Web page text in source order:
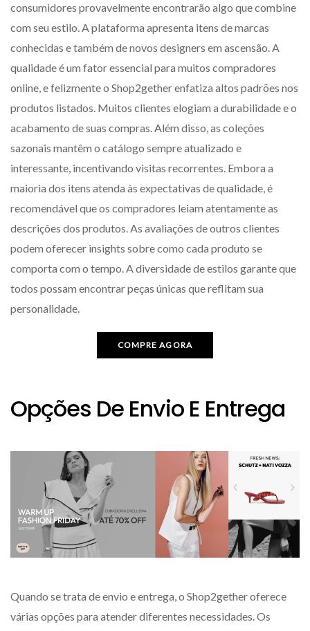
consumidores provavelmente encontrarão algo que combine
com seu estilo. A plataforma apresenta itens de marcas
conhecidas e também de novos designers em ascensão. A
qualidade é um fator essencial para muitos compradores
online, e felizmente o Shop2gether enfatiza altos padrões nos
produtos listados. Muitos clientes elogiam a durabilidade e o
acabamento de suas compras. Além disso, as coleções
sazonais mantêm o catálogo sempre atualizado e
interessante, incentivando visitas recorrentes. Embora a
maioria dos itens atenda às expectativas de qualidade, é
recomendável que os compradores leiam atentamente as
descrições dos produtos. As avaliações de outros clientes
podem oferecer insights sobre como cada produto se
comporta com o tempo. A diversidade de estilos garante que
todos possam encontrar peças únicas que reflitam sua
personalidade.
COMPRE AGORA
Opções De Envio E Entrega
Quando se trata de envio e entrega, o Shop2gether oferece
várias opções para atender diferentes necessidades. Os